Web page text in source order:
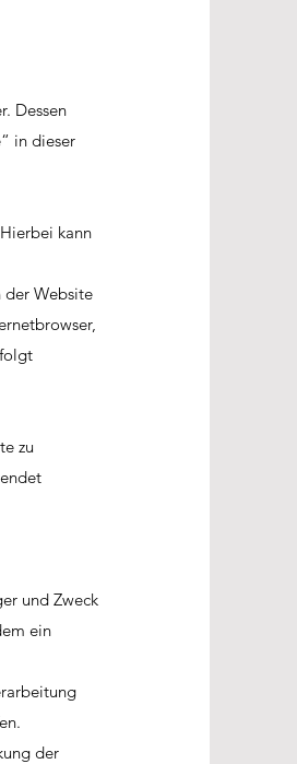
Dessen
in dieser
kann
der Website
zu
und Zweck
ein
der